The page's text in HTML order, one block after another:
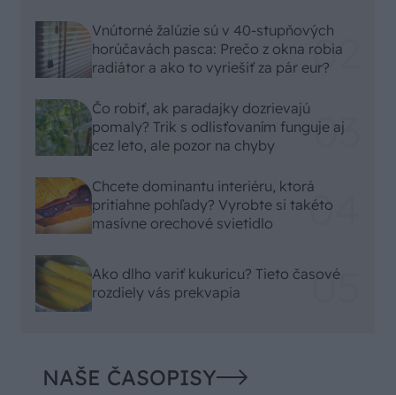
Vnútorné žalúzie sú v 40-stupňových
horúčavách pasca: Prečo z okna robia
radiátor a ako to vyriešiť za pár eur?
Čo robiť, ak paradajky dozrievajú
pomaly? Trik s odlisťovaním funguje aj
cez leto, ale pozor na chyby
Chcete dominantu interiéru, ktorá
pritiahne pohľady? Vyrobte si takéto
masívne orechové svietidlo
Ako dlho variť kukuricu? Tieto časové
rozdiely vás prekvapia
NAŠE ČASOPISY